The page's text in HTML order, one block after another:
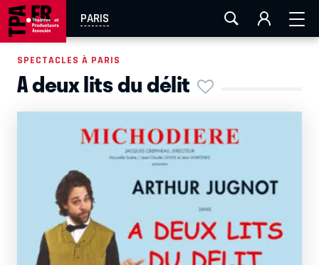
PARIS
AIX-MARSEILLE LA ROCHELLE
EN TOURNÉE
SPECTACLES À PARIS
A deux lits du délit